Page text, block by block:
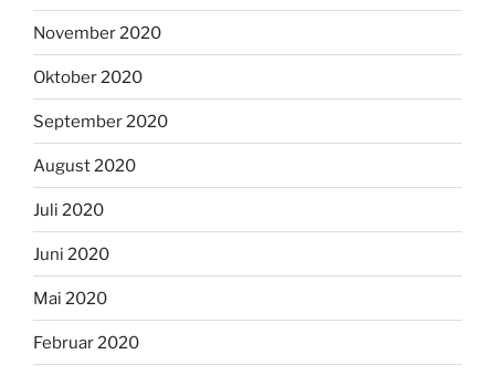
November 2020
Oktober 2020
September 2020
August 2020
Juli 2020
Juni 2020
Mai 2020
Februar 2020